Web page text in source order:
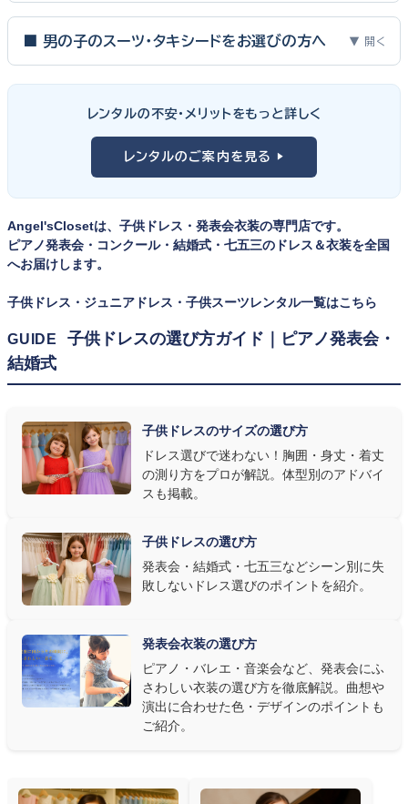
ピアノ発表会・バイオリン発表会・コンクールの舞台は、お子様にと
って特別な一日。元ピアノ教師としての経験から、衣装選びで大切
① サイズは"ジャストフィット"を選ぶ
舞台上で最も美しく見えるのは、お子様の体にきちんと合ったサ
イズのドレス・スーツです。「大きめを買って長く着せたい」という
何よりお子様を輝かせます。レンタルなら、その時のジャストサイ
ズを遠慮なく選べるのが最大のメリット。胸囲・身丈の正しい測り
② 舞台で映える色・楽器に合うデザインを選ぶ
発表会の舞台は照明が強く、客席からは意外と色味が飛んで見え
ます。ネイビー・ブラック・深みのあるジュエルカラーはホールの照
す。またピアノ演奏なら落ち着いたシックなトーン、バイオリンやソ
ロ演奏なら華やかで視線を集めるデザイン、合唱やアンサンブル
なら衣装同士が調和するクラシカルな色合い、と演目に合わせた
③ 演奏の動きを妨げない設計か確認する
発表会ドレス選びで見落とされがちなのが"動きやすさ"です。ピ
アノならペダル操作を妨げない丈感、バイオリンなら弓を動かす
右腕のゆとり、管楽器なら胸元の締め付けがないこと——演奏の
質は衣装で変わります。Angel's Closetのレンタル衣装は、元ピ
アノ教師の店長が発表会・コンクールでのご使用を前提に厳選し
た商品
を多数ご用意しています。
■ 男の子のスーツ・タキシードをお選びの方へ ▼ 開く
向け、スリーピーススーツやベストスタイルは合唱・アンサンブル向
けと、シーンで使い分けるのがおすすめです。詳しくは
ツ・タキシード一覧
レンタルの不安・メリットをもっと詳しく
レンタルのご案内を見る ▶
Angel'sClosetは、子供ドレス・発表会衣装の専門店です。
ピアノ発表会・コンクール・結婚式・七五三のドレス＆衣装を全国
へお届けします。
子供ドレス・ジュニアドレス・子供スーツレンタル一覧はこちら
GUIDE
子供ドレスの選び方ガイド｜ピアノ発表会・
結婚式
子供ドレスのサイズの選び方
ドレス選びで迷わない！胸囲・身丈・着丈
の測り方をプロが解説。体型別のアドバイ
スも掲載。
子供ドレスの選び方
発表会・結婚式・七五三などシーン別に失
敗しないドレス選びのポイントを紹介。
発表会衣装の選び方
ピアノ・バレエ・音楽会など、発表会にふ
さわしい衣装の選び方を徹底解説。曲想や
演出に合わせた色・デザインのポイントも
ご紹介。